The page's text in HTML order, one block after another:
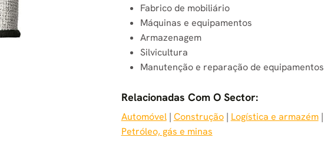
Fabrico de mobiliário
Máquinas e equipamentos
Armazenagem
Silvicultura
Manutenção e reparação de equipamentos
Relacionadas Com O Sector:
Automóvel | Construção | Logística e armazém |
Petróleo, gás e minas